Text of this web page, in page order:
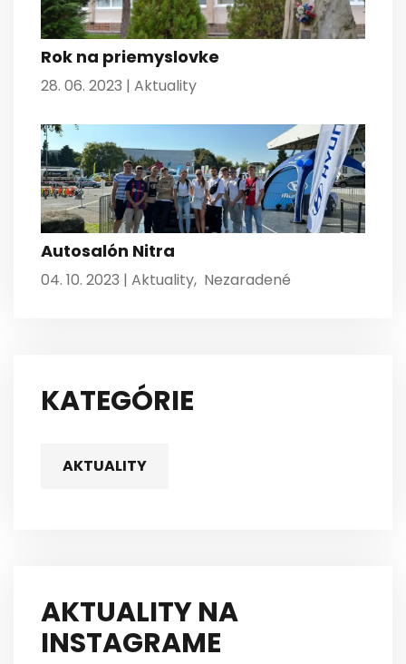
Rok na priemyslovke
28. 06. 2023 | Aktuality
Autosalón Nitra
04. 10. 2023 | Aktuality, Nezaradené
KATEGÓRIE
AKTUALITY
AKTUALITY NA
INSTAGRAME